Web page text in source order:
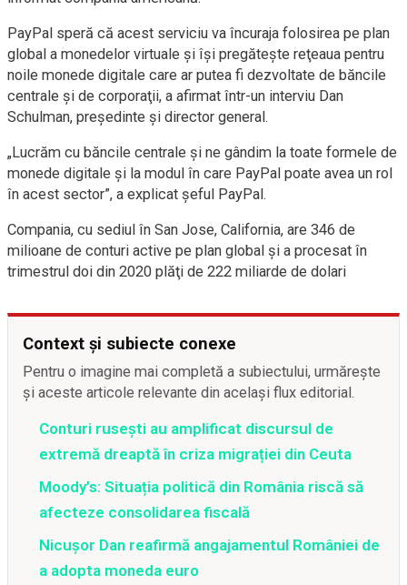
PayPal speră că acest serviciu va încuraja folosirea pe plan
global a monedelor virtuale şi îşi pregăteşte reţeaua pentru
noile monede digitale care ar putea fi dezvoltate de băncile
centrale şi de corporaţii, a afirmat într-un interviu Dan
Schulman, preşedinte şi director general.
„Lucrăm cu băncile centrale şi ne gândim la toate formele de
monede digitale şi la modul în care PayPal poate avea un rol
în acest sector”, a explicat şeful PayPal.
Compania, cu sediul în San Jose, California, are 346 de
milioane de conturi active pe plan global şi a procesat în
trimestrul doi din 2020 plăţi de 222 miliarde de dolari
Context și subiecte conexe
Pentru o imagine mai completă a subiectului, urmărește
și aceste articole relevante din același flux editorial.
Conturi rusești au amplificat discursul de
extremă dreaptă în criza migrației din Ceuta
Moody’s: Situația politică din România riscă să
afecteze consolidarea fiscală
Nicușor Dan reafirmă angajamentul României de
a adopta moneda euro